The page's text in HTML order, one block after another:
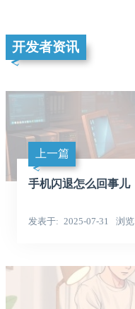
开发者资讯
上一篇
手机闪退怎么回事儿
发表于 2025-07-31 浏览